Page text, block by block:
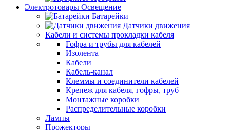
Электротовары Освещение
Батарейки
Датчики движения
Кабели и системы прокладки кабеля
Гофра и трубы для кабелей
Изолента
Кабели
Кабель-канал
Клеммы и соединители кабелей
Крепеж для кабеля, гофры, труб
Монтажные коробки
Распределительные коробки
Лампы
Прожекторы